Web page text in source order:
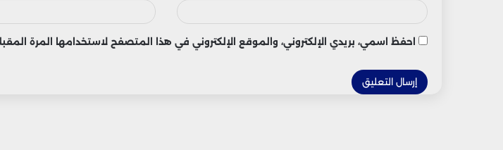
احفظ اسمي، بريدي الإلكتروني، والموقع الإلكتروني في هذا المتصفح لاستخدامها المرة